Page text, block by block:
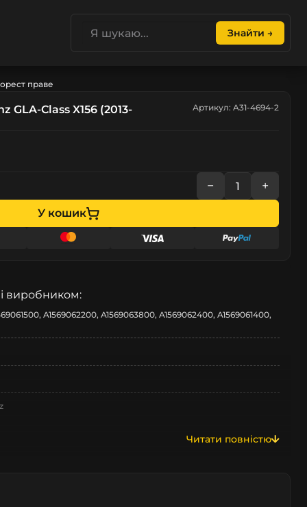
Знайти →
праве
GLA-Class X156 (2013-
Артикул: A31-4694-2
− +
У кошик
виробником:
A1569062200, A1569063800, A1569062400, A1569061400,
Читати повністю